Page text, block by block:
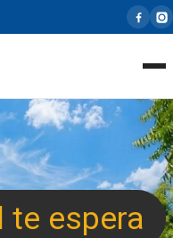
te espera